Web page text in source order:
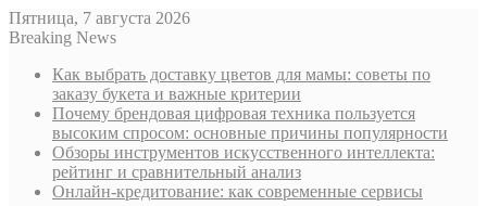
Пятница, 7 августа 2026
Breaking News
Как выбрать доставку цветов для мамы: советы по
заказу букета и важные критерии
Почему брендовая цифровая техника пользуется
высоким спросом: основные причины популярности
Обзоры инструментов искусственного интеллекта:
рейтинг и сравнительный анализ
Онлайн-кредитование: как современные сервисы